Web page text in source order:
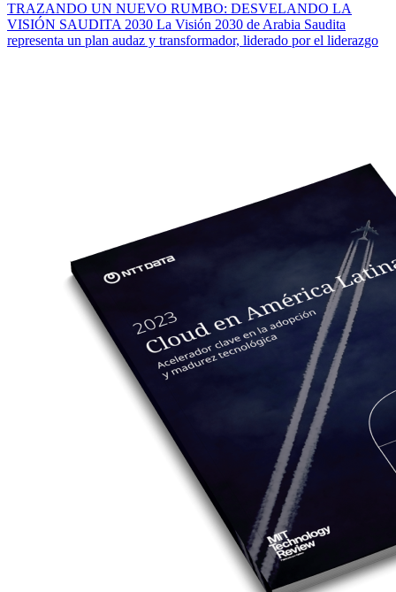
TRAZANDO UN NUEVO RUMBO: DESVELANDO LA
VISIÓN SAUDITA 2030 La Visión 2030 de Arabia Saudita
representa un plan audaz y transformador, liderado por el liderazgo